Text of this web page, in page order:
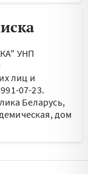
УНП
лиц и
07-23.
Беларусь,
дом